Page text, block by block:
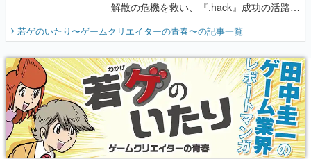
解散の危機を救い、『.hack』成功の活路を
『少年ジャンプ』色だった【若ゲのいた
り】
若ゲのいたり〜ゲームクリエイターの青春〜の記事一覧